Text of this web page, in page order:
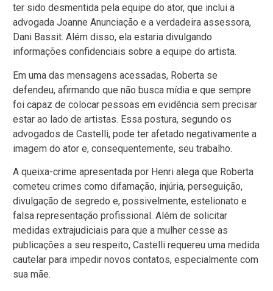
ter sido desmentida pela equipe do ator, que inclui a
advogada Joanne Anunciação e a verdadeira assessora,
Dani Bassit. Além disso, ela estaria divulgando
informações confidenciais sobre a equipe do artista.
Em uma das mensagens acessadas, Roberta se
defendeu, afirmando que não busca mídia e que sempre
foi capaz de colocar pessoas em evidência sem precisar
estar ao lado de artistas. Essa postura, segundo os
advogados de Castelli, pode ter afetado negativamente a
imagem do ator e, consequentemente, seu trabalho.
A queixa-crime apresentada por Henri alega que Roberta
cometeu crimes como difamação, injúria, perseguição,
divulgação de segredo e, possivelmente, estelionato e
falsa representação profissional. Além de solicitar
medidas extrajudiciais para que a mulher cesse as
publicações a seu respeito, Castelli requereu uma medida
cautelar para impedir novos contatos, especialmente com
sua mãe.